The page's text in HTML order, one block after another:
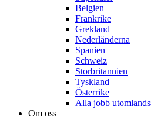
Belgien
Frankrike
Grekland
Nederländerna
Spanien
Schweiz
Storbritannien
Tyskland
Österrike
Alla jobb utomlands
Om oss